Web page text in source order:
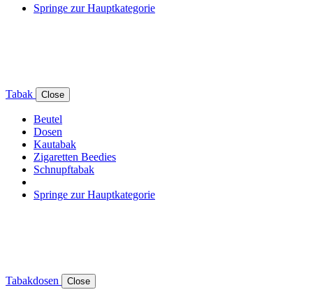
Springe zur Hauptkategorie
Tabak Close
Beutel
Dosen
Kautabak
Zigaretten Beedies
Schnupftabak
Springe zur Hauptkategorie
Tabakdosen Close